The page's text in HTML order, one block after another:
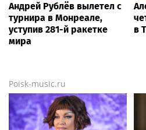
Андрей Рублёв вылетел с
турнира в Монреале,
уступив 281-й ракетке
мира
в
Poisk-music.ru